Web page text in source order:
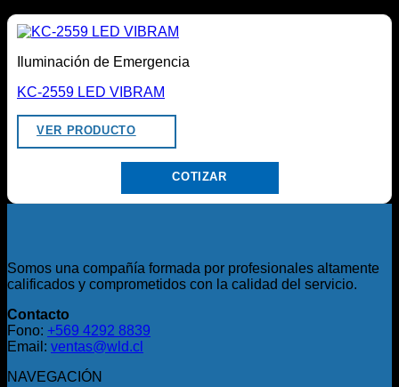
Iluminación de Emergencia
KC-2559 LED VIBRAM
VER PRODUCTO
COTIZAR
Somos una compañía formada por profesionales altamente
calificados y comprometidos con la calidad del servicio.
Contacto
Fono: +569 4292 8839
Email: ventas@wld.cl
NAVEGACIÓN